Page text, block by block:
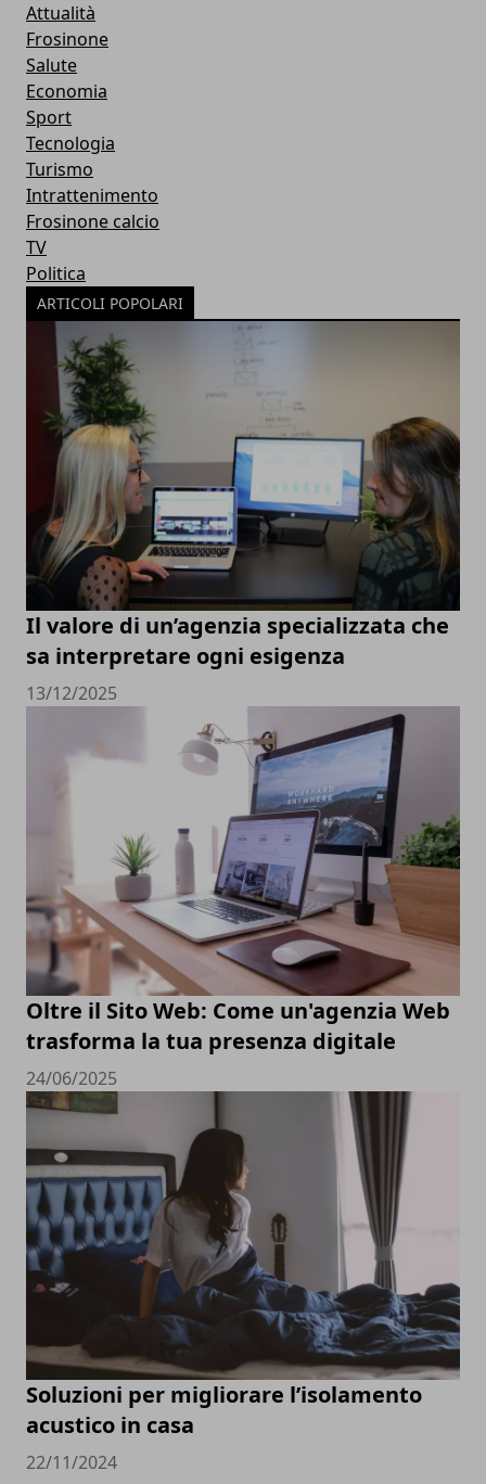
Attualità
Frosinone
Salute
Economia
Sport
Tecnologia
Turismo
Intrattenimento
Frosinone calcio
TV
Politica
ARTICOLI POPOLARI
Il valore di un’agenzia specializzata che
sa interpretare ogni esigenza
13/12/2025
Oltre il Sito Web: Come un'agenzia Web
trasforma la tua presenza digitale
24/06/2025
Soluzioni per migliorare l’isolamento
acustico in casa
22/11/2024